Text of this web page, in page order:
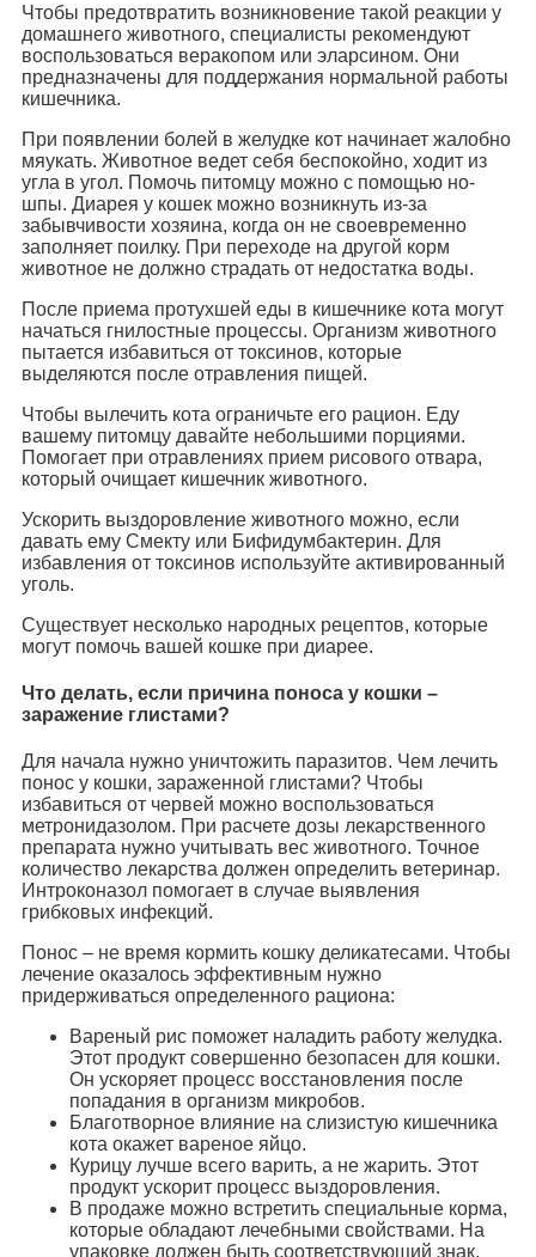
Чтобы предотвратить возникновение такой реакции у
домашнего животного, специалисты рекомендуют
воспользоваться веракопом или эларсином. Они
предназначены для поддержания нормальной работы
кишечника.
При появлении болей в желудке кот начинает жалобно
мяукать. Животное ведет себя беспокойно, ходит из
угла в угол. Помочь питомцу можно с помощью но-
шпы. Диарея у кошек можно возникнуть из-за
забывчивости хозяина, когда он не своевременно
заполняет поилку. При переходе на другой корм
животное не должно страдать от недостатка воды.
После приема протухшей еды в кишечнике кота могут
начаться гнилостные процессы. Организм животного
пытается избавиться от токсинов, которые
выделяются после отравления пищей.
Чтобы вылечить кота ограничьте его рацион. Еду
вашему питомцу давайте небольшими порциями.
Помогает при отравлениях прием рисового отвара,
который очищает кишечник животного.
Ускорить выздоровление животного можно, если
давать ему Смекту или Бифидумбактерин. Для
избавления от токсинов используйте активированный
уголь.
Существует несколько народных рецептов, которые
могут помочь вашей кошке при диарее.
Что делать, если причина поноса у кошки –
заражение глистами?
Для начала нужно уничтожить паразитов. Чем лечить
понос у кошки, зараженной глистами? Чтобы
избавиться от червей можно воспользоваться
метронидазолом. При расчете дозы лекарственного
препарата нужно учитывать вес животного. Точное
количество лекарства должен определить ветеринар.
Интроконазол помогает в случае выявления
грибковых инфекций.
Понос – не время кормить кошку деликатесами. Чтобы
лечение оказалось эффективным нужно
придерживаться определенного рациона:
Вареный рис поможет наладить работу желудка.
Этот продукт совершенно безопасен для кошки.
Он ускоряет процесс восстановления после
попадания в организм микробов.
Благотворное влияние на слизистую кишечника
кота окажет вареное яйцо.
Курицу лучше всего варить, а не жарить. Этот
продукт ускорит процесс выздоровления.
В продаже можно встретить специальные корма,
которые обладают лечебными свойствами. На
упаковке должен быть соответствующий знак.